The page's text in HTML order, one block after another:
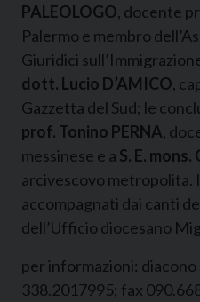
PALEOLOGO, docente
Palermo e membro
Giuridici
dott. Lucio D’AMICO,
Gazzetta del Sud; le
prof. Tonino PERNA,
messinese e a S. E.
arcivescovo metropolita.
accompagnati dai canti
dell’Ufficio diocesano
per informazioni: diacono
338.2017995; fax